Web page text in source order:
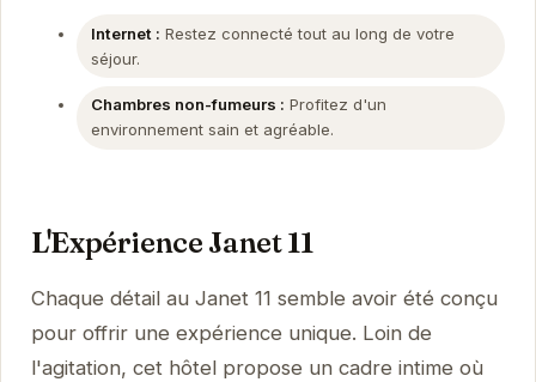
Internet : Restez connecté tout au long de votre
séjour.
Chambres non-fumeurs : Profitez d'un
environnement sain et agréable.
L'Expérience Janet 11
Chaque détail au Janet 11 semble avoir été conçu
pour offrir une expérience unique. Loin de
l'agitation, cet hôtel propose un cadre intime où